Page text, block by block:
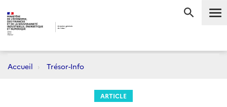
Accueil Trésor-Info
ARTICLE